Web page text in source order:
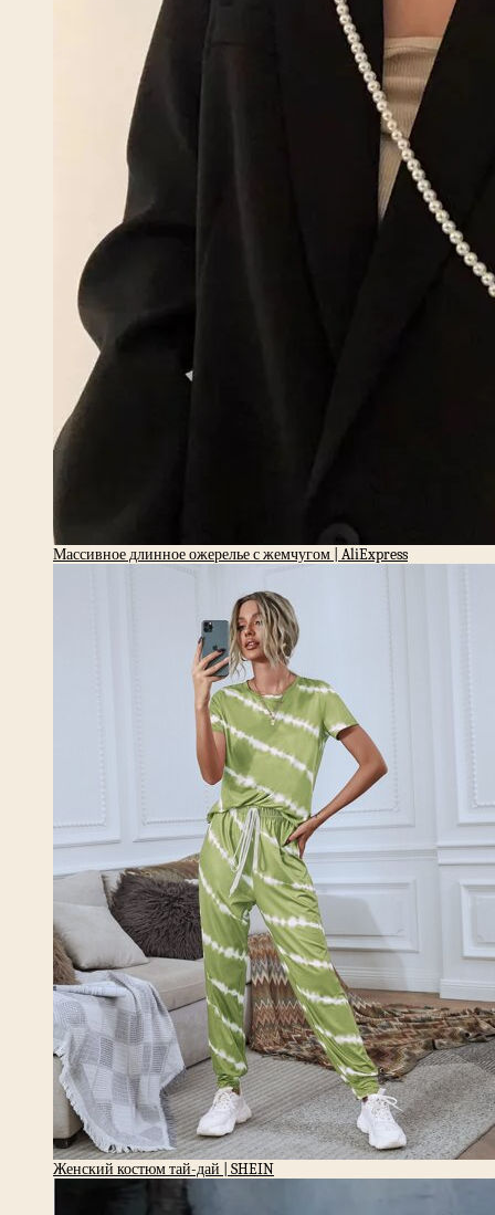
Массивное длинное ожерелье с жемчугом | AliExpress
Женский костюм тай-дай | SHEIN